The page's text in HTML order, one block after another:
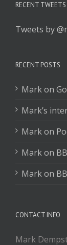
RECENT TWEETS
Tweets by
RECENT POSTS
Mark on
Mark’s
Mark on
Mark on
Mark on
CONTACT INFO
Mark